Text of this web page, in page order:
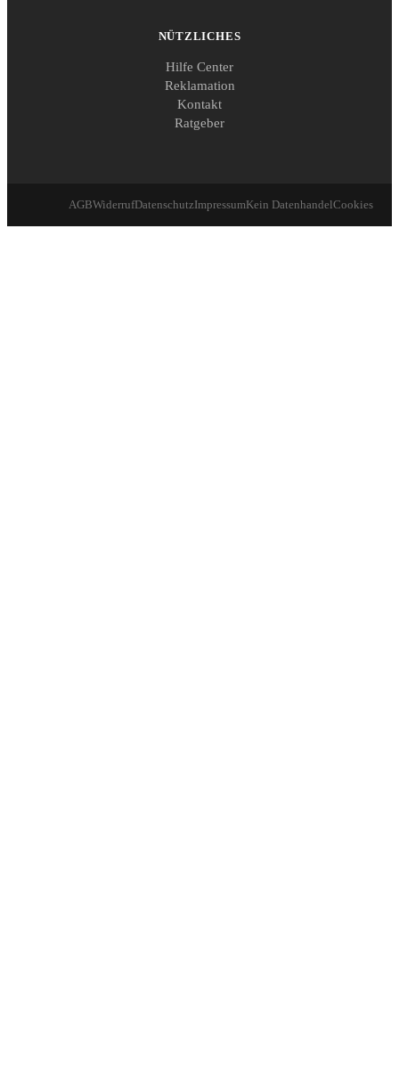
NÜTZLICHES
Hilfe Center
Reklamation
Kontakt
Ratgeber
AGBWiderrufDatenschutzImpressumKein DatenhandelCookies